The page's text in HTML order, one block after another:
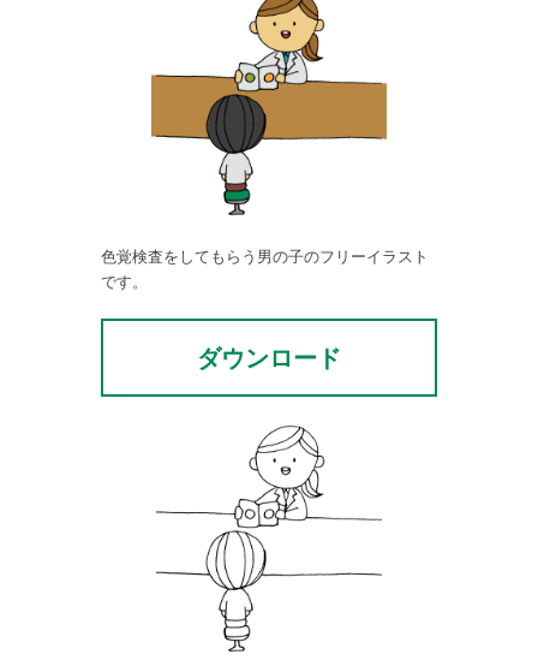
色覚検査をしてもらう男の子のフリーイラスト
です。
ダウンロード